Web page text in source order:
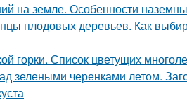
на земле. Особенности
плодовых деревьев. Как
горки. Список цветущих
зелеными черенками летом.